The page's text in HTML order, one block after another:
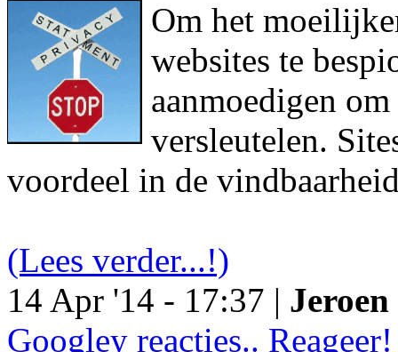
Om het
websites te
aanmoedigen
versleutelen.
voordeel in de
(Lees verder...!)
14 Apr '14 - 17:37 |
Googley reacties.. Reageer!